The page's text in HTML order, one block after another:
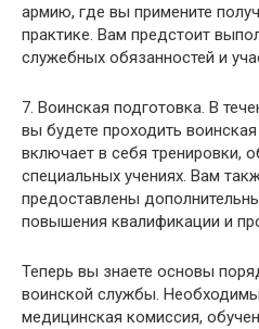
армию, где вы примените
практике. Вам предстоит
служебных обязанностей и
7. Воинская подготовка. В
вы будете проходить
включает в себя тренировки,
специальных учениях. Вам
предоставлены
повышения квалификации и
Теперь вы знаете основы
воинской службы.
медицинская комиссия,